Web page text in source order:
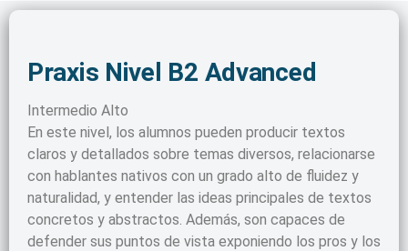
Praxis Nivel B2 Advanced
Intermedio Alto
En este nivel, los alumnos pueden producir textos
claros y detallados sobre temas diversos, relacionarse
con hablantes nativos con un grado alto de fluidez y
naturalidad, y entender las ideas principales de textos
concretos y abstractos. Además, son capaces de
defender sus puntos de vista exponiendo los pros y los